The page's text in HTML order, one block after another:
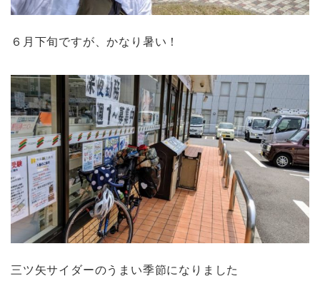
６月下旬ですが、かなり暑い！
三ツ矢サイダーのうまい季節になりました